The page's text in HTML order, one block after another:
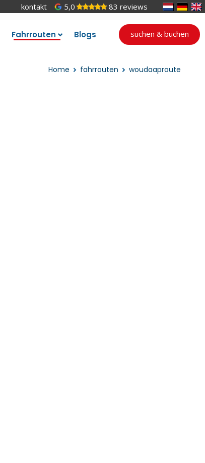
Fahrrouten Blogs
kontakt 5,0 83 reviews
suchen & buchen
Home fahrrouten woudaaproute